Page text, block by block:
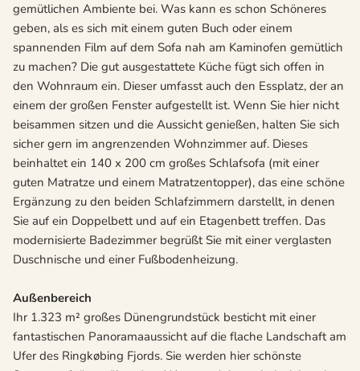
gemütlichen Ambiente bei. Was kann es schon Schöneres
geben, als es sich mit einem guten Buch oder einem
spannenden Film auf dem Sofa nah am Kaminofen gemütlich
zu machen? Die gut ausgestattete Küche fügt sich offen in
den Wohnraum ein. Dieser umfasst auch den Essplatz, der an
einem der großen Fenster aufgestellt ist. Wenn Sie hier nicht
beisammen sitzen und die Aussicht genießen, halten Sie sich
sicher gern im angrenzenden Wohnzimmer auf. Dieses
beinhaltet ein 140 x 200 cm großes Schlafsofa (mit einer
guten Matratze und einem Matratzentopper), das eine schöne
Ergänzung zu den beiden Schlafzimmern darstellt, in denen
Sie auf ein Doppelbett und auf ein Etagenbett treffen. Das
modernisierte Badezimmer begrüßt Sie mit einer verglasten
Duschnische und einer Fußbodenheizung.
Außenbereich
Ihr 1.323 m² großes Dünengrundstück besticht mit einer
fantastischen Panoramaaussicht auf die flache Landschaft am
Ufer des Ringkøbing Fjords. Sie werden hier schönste